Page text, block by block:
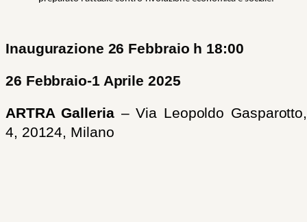
Inaugurazione 26 Febbraio h 18:00
26 Febbraio-1 Aprile 2025
ARTRA Galleria – Via Leopoldo Gasparotto,
4, 20124, Milano